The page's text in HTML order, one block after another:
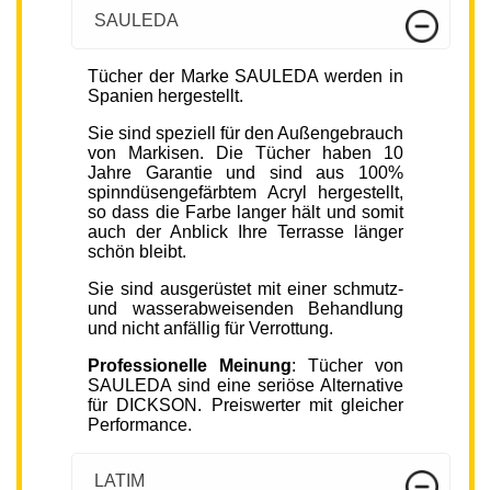
SAULEDA
Tücher der Marke SAULEDA werden in
Spanien hergestellt.
Sie sind speziell für den Außengebrauch
von Markisen. Die Tücher haben 10
Jahre Garantie und sind aus 100%
spinndüsengefärbtem Acryl hergestellt,
so dass die Farbe langer hält und somit
auch der Anblick Ihre Terrasse länger
schön bleibt.
Sie sind ausgerüstet mit einer schmutz-
und wasserabweisenden Behandlung
und nicht anfällig für Verrottung.
Professionelle Meinung: Tücher von
SAULEDA sind eine seriöse Alternative
für DICKSON. Preiswerter mit gleicher
Performance.
LATIM